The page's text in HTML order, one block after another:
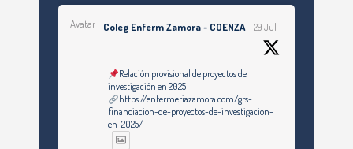
Avatar Coleg Enferm Zamora - COENZA 29 Jul
Relación provisional de proyectos de
investigación en 2025
https://enfermeriazamora.com/grs-
financiacion-de-proyectos-de-investigacion-
en-2025/